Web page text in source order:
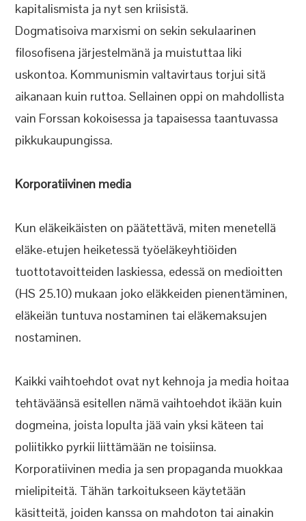
kapitalismista ja nyt sen kriisistä.
Dogmatisoiva marxismi on sekin sekulaarinen
filosofisena järjestelmänä ja muistuttaa liki
uskontoa. Kommunismin valtavirtaus torjui sitä
aikanaan kuin ruttoa. Sellainen oppi on mahdollista
vain Forssan kokoisessa ja tapaisessa taantuvassa
pikkukaupungissa.
Korporatiivinen media
Kun eläkeikäisten on päätettävä, miten menetellä
eläke-etujen heiketessä työeläkeyhtiöiden
tuottotavoitteiden laskiessa, edessä on medioitten
(HS 25.10) mukaan joko eläkkeiden pienentäminen,
eläkeiän tuntuva nostaminen tai eläkemaksujen
nostaminen.
Kaikki vaihtoehdot ovat nyt kehnoja ja media hoitaa
tehtäväänsä esitellen nämä vaihtoehdot ikään kuin
dogmeina, joista lopulta jää vain yksi käteen tai
poliitikko pyrkii liittämään ne toisiinsa.
Korporatiivinen media ja sen propaganda muokkaa
mielipiteitä. Tähän tarkoitukseen käytetään
käsitteitä, joiden kanssa on mahdoton tai ainakin